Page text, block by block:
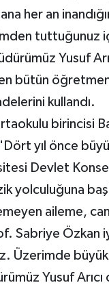
her an
tuttuğunuz
Yusuf
bütün
kullandı.
birincisi
yıl önce
Devlet
yolculuğuna
aileme,
Sabriye Özkan
Üzerimde
Yusuf